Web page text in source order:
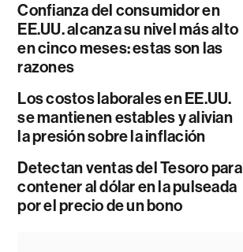
Confianza del consumidor en
EE.UU. alcanza su nivel más alto
en cinco meses: estas son las
razones
Los costos laborales en EE.UU.
se mantienen estables y alivian
la presión sobre la inflación
Detectan ventas del Tesoro para
contener al dólar en la pulseada
por el precio de un bono